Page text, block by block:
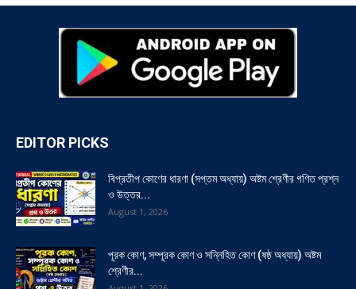
EDITOR PICKS
বিপ্রতীপ কোণের ধারণা (সপ্তম অধ্যায়) অষ্টম শ্রেণীর গণিত প্রশ্ন
ও উত্তর...
August 1, 2026
পূরক কোণ, সম্পূরক কোণ ও সন্নিহিত কোণ (ষষ্ঠ অধ্যায়) অষ্টম
শ্রেণীর...